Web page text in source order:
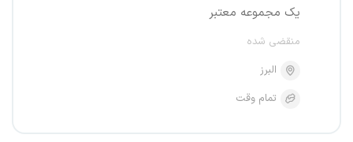
یک مجموعه معتبر
منقضی شده
البرز
تمام وقت